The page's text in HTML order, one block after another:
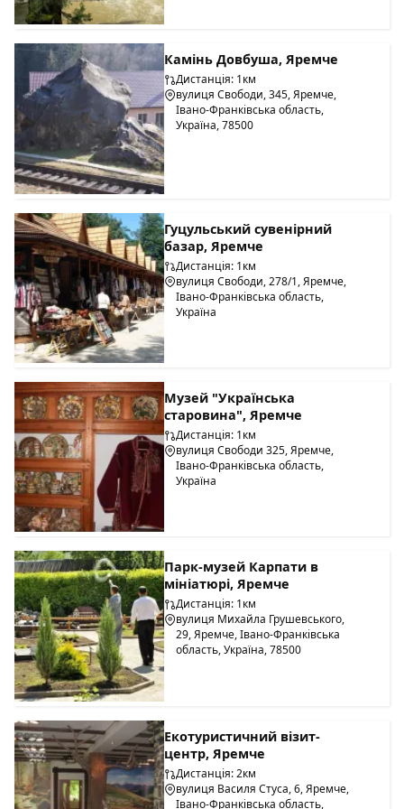
Камінь Довбуша, Яремче
Дистанція: 1км
вулиця Свободи, 345, Яремче,
Івано-Франківська область,
Україна, 78500
Гуцульський сувенірний
базар, Яремче
Дистанція: 1км
вулиця Свободи, 278/1, Яремче,
Івано-Франківська область,
Україна
Музей "Українська
старовина", Яремче
Дистанція: 1км
вулиця Свободи 325, Яремче,
Івано-Франківська область,
Україна
Парк-музей Карпати в
мініатюрі, Яремче
Дистанція: 1км
вулиця Михайла Грушевського,
29, Яремче, Івано-Франківська
область, Україна, 78500
Екотуристичний візит-
центр, Яремче
Дистанція: 2км
вулиця Василя Стуса, 6, Яремче,
Івано-Франківська область,